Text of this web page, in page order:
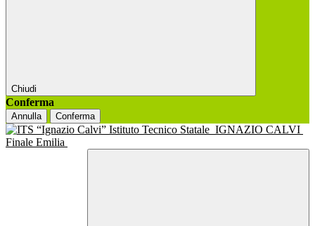
Chiudi
Conferma
Annulla Conferma
Istituto Tecnico Statale IGNAZIO CALVI
Finale Emilia